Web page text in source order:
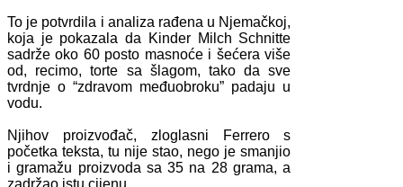
To je potvrdila i analiza rađena u Njemačkoj,
koja je pokazala da Kinder Milch Schnitte
sadrže oko 60 posto masnoće i šećera više
od, recimo, torte sa šlagom, tako da sve
tvrdnje o “zdravom međuobroku” padaju u
vodu.
Njihov proizvođač, zloglasni Ferrero s
početka teksta, tu nije stao, nego je smanjio
i gramažu proizvoda sa 35 na 28 grama, a
zadržao istu cijenu.